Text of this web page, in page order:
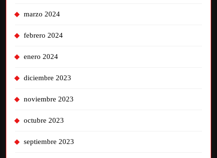
marzo 2024
febrero 2024
enero 2024
diciembre 2023
noviembre 2023
octubre 2023
septiembre 2023